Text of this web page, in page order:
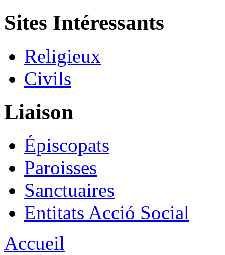
Sites Intéressants
Religieux
Civils
Liaison
Épiscopats
Paroisses
Sanctuaires
Entitats Acció Social
Accueil